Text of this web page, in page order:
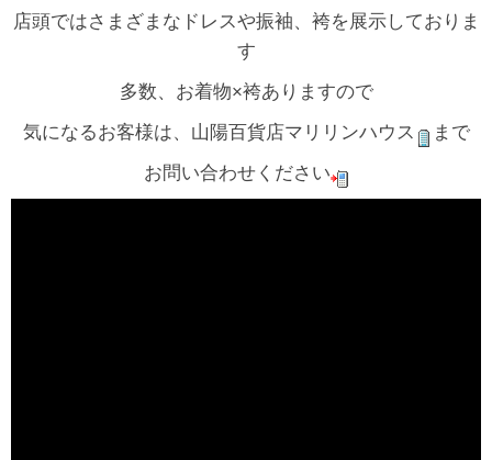
店頭ではさまざまなドレスや振袖、袴を展示しておりま
す
多数、お着物×袴ありますので
気になるお客様は、山陽百貨店マリリンハウス
まで
お問い合わせください